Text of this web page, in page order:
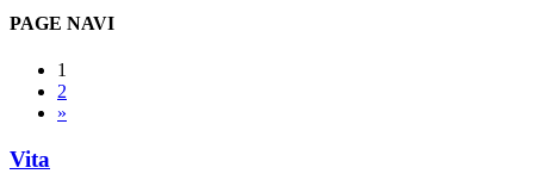
PAGE NAVI
1
2
»
Vita